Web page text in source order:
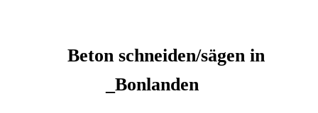
Beton schneiden/sägen in
_Bonlanden